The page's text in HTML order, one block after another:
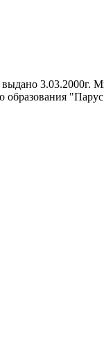
3.03.2000г.
образования